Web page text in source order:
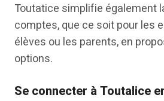
Toutatice simplifie également
comptes, que ce soit pour les
élèves ou les parents, en
options.
Se connecter à Toutalice